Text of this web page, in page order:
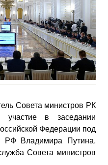
Совета министров РК
участие в заседании
Федерации под
РФ Владимира Путина.
Совета министров